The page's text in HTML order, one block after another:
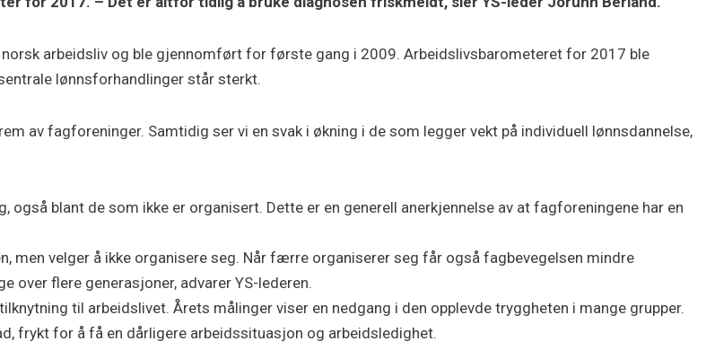
arbeidsliv og ble gjennomført for første gang i 2009. Arbeidslivsbarometeret for 2017 ble
lønnsforhandlinger står sterkt.
av fagforeninger. Samtidig ser vi en svak i økning i de som legger vekt på individuell lønnsdannelse,
blant de som ikke er organisert. Dette er en generell anerkjennelse av at fagforeningene har en
velger å ikke organisere seg. Når færre organiserer seg får også fagbevegelsen mindre
over flere generasjoner, advarer YS-lederen.
til arbeidslivet. Årets målinger viser en nedgang i den opplevde tryggheten i mange grupper.
frykt for å få en dårligere arbeidssituasjon og arbeidsledighet.